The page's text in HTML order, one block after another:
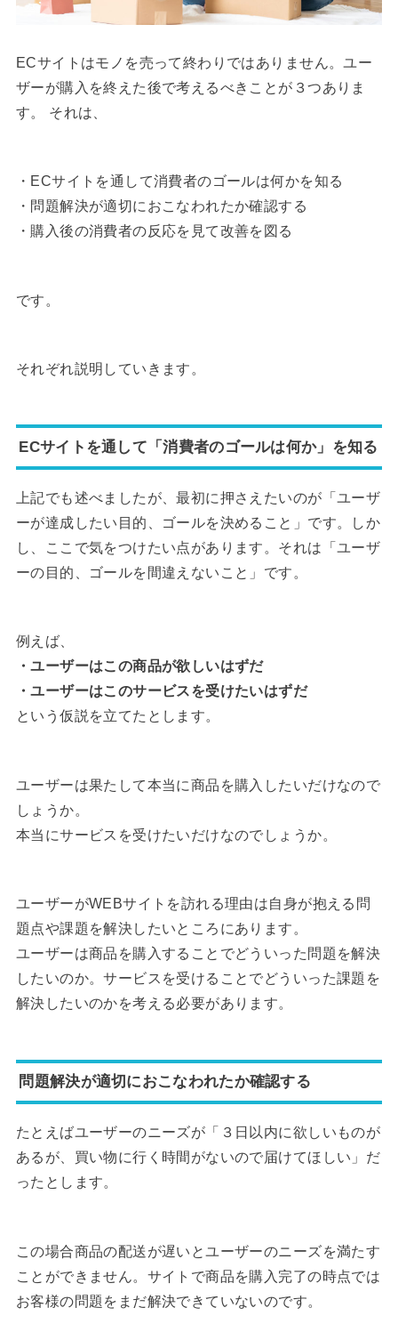
ECサイトはモノを売って終わりではありません。ユー
ザーが購入を終えた後で考えるべきことが３つありま
す。 それは、
・ECサイトを通して消費者のゴールは何かを知る
・問題解決が適切におこなわれたか確認する
・購入後の消費者の反応を見て改善を図る
です。
それぞれ説明していきます。
ECサイトを通して「消費者のゴールは何か」を知る
上記でも述べましたが、最初に押さえたいのが「ユーザ
ーが達成したい目的、ゴールを決めること」です。しか
し、ここで気をつけたい点があります。それは「ユーザ
ーの目的、ゴールを間違えないこと」です。
例えば、
・ユーザーはこの商品が欲しいはずだ
・ユーザーはこのサービスを受けたいはずだ
という仮説を立てたとします。
ユーザーは果たして本当に商品を購入したいだけなので
しょうか。
本当にサービスを受けたいだけなのでしょうか。
ユーザーがWEBサイトを訪れる理由は自身が抱える問
題点や課題を解決したいところにあります。
ユーザーは商品を購入することでどういった問題を解決
したいのか。サービスを受けることでどういった課題を
解決したいのかを考える必要があります。
問題解決が適切におこなわれたか確認する
たとえばユーザーのニーズが「３日以内に欲しいものが
あるが、買い物に行く時間がないので届けてほしい」だ
ったとします。
この場合商品の配送が遅いとユーザーのニーズを満たす
ことができません。サイトで商品を購入完了の時点では
お客様の問題をまだ解決できていないのです。